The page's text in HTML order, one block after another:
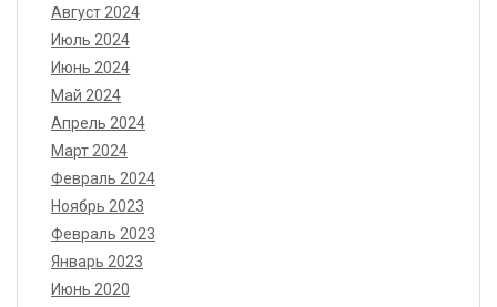
Август 2024
Июль 2024
Июнь 2024
Май 2024
Апрель 2024
Март 2024
Февраль 2024
Ноябрь 2023
Февраль 2023
Январь 2023
Июнь 2020